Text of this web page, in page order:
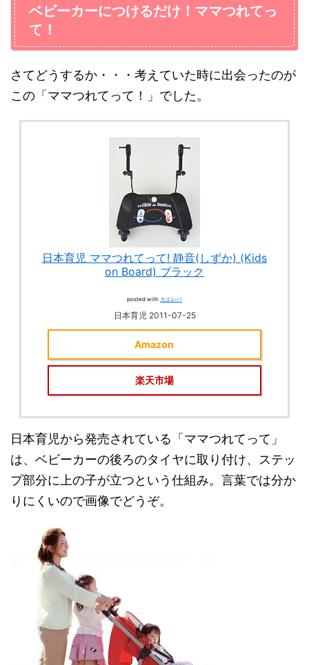
ベビーカーにつけるだけ！ママつれてっ
て！
さてどうするか・・・考えていた時に出会ったのが
この「ママつれてって！」でした。
日本育児 ママつれてって! 静音(しずか) (Kids
on Board) ブラック
posted with カエレバ
日本育児 2011-07-25
Amazon
楽天市場
日本育児から発売されている「ママつれてって」
は、ベビーカーの後ろのタイヤに取り付け、ステッ
プ部分に上の子が立つという仕組み。言葉では分か
りにくいので画像でどうぞ。